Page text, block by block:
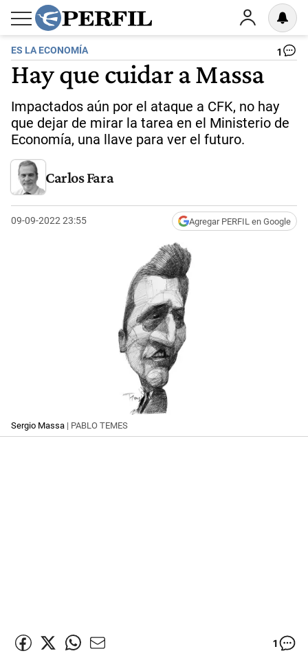
ES LA ECONOMÍA 1
Hay que cuidar a Massa
Impactados aún por el ataque a CFK, no hay
que dejar de mirar la tarea en el Ministerio de
Economía, una llave para ver el futuro.
Carlos Fara
09-09-2022 23:55 Agregar PERFIL en Google
Sergio Massa | PABLO TEMES
1